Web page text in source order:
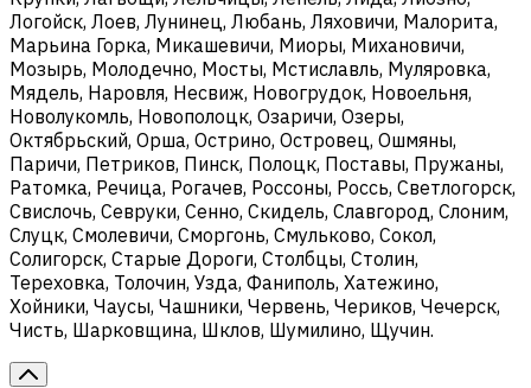
Логойск, Лоев, Лунинец, Любань, Ляховичи, Малорита,
Марьина Горка, Микашевичи, Миоры, Михановичи,
Мозырь, Молодечно, Мосты, Мстиславль, Муляровка,
Мядель, Наровля, Несвиж, Новогрудок, Новоельня,
Новолукомль, Новополоцк, Озаричи, Озеры,
Октябрьский, Орша, Острино, Островец, Ошмяны,
Паричи, Петриков, Пинск, Полоцк, Поставы, Пружаны,
Ратомка, Речица, Рогачев, Россоны, Россь, Светлогорск,
Свислочь, Севруки, Сенно, Скидель, Славгород, Слоним,
Слуцк, Смолевичи, Сморгонь, Смульково, Сокол,
Солигорск, Старые Дороги, Столбцы, Столин,
Тереховка, Толочин, Узда, Фаниполь, Хатежино,
Хойники, Чаусы, Чашники, Червень, Чериков, Чечерск,
Чисть, Шарковщина, Шклов, Шумилино, Щучин.